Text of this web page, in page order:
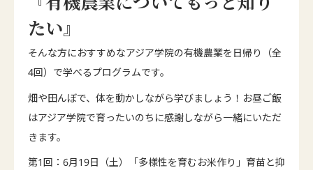
たい』
そんな方におすすめなアジア学院の有機農業を日帰り（全
4回）で学べるプログラムです。
畑や田んぼで、体を動かしながら学びましょう！お昼ご飯
はアジア学院で育ったいのちに感謝しながら一緒にいただ
きます。
第1回：6月19日（土）「多様性を育むお米作り」育苗と抑